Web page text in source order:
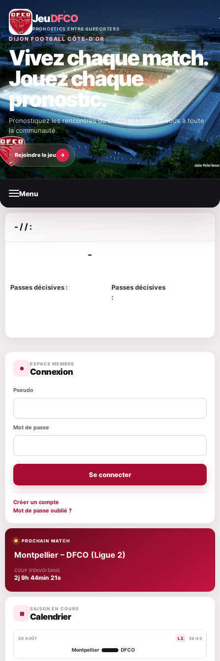
JeuDFCO
PRONOSTICS ENTRE SUPPORTERS
DIJON FOOTBALL CÔTE-D'OR
Vivez chaque match.
Jouez chaque
pronostic.
Pronostiquez les rencontres du DFCO et mesurez-vous à toute
la communauté.
Rejoindre le jeu →
Menu
- / / :
Passes décisives :
-
Passes décisives
:
●
ESPACE MEMBRE
Connexion
Pseudo
Mot de passe
Se connecter
Créer un compte
Mot de passe oublié ?
PROCHAIN MATCH
Montpellier – DFCO (Ligue 2)
COUP D'ENVOI DANS
2j 9h 44min 20s
▦
SAISON EN COURS
Calendrier
08 AOÛT L2 20:45
Montpellier DFCO